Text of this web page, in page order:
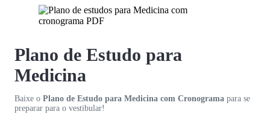
Plano de Estudo para
Medicina
Baixe o Plano de Estudo para Medicina com Cronograma para se
preparar para o vestibular!